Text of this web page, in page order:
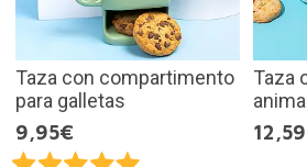
Taza con compartimento
para galletas
9,95€
Taza